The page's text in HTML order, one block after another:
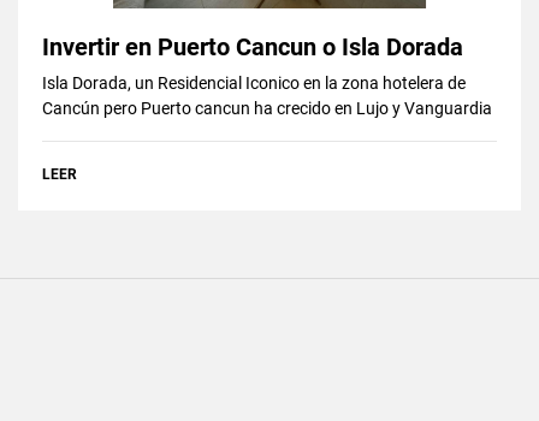
Invertir en Puerto Cancun o Isla Dorada
Isla Dorada, un Residencial Iconico en la zona hotelera de
Cancún pero Puerto cancun ha crecido en Lujo y Vanguardia
LEER